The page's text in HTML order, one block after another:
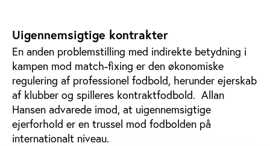
Uigennemsigtige kontrakter
En anden problemstilling med indirekte betydning i
kampen mod match-fixing er den økonomiske
regulering af professionel fodbold, herunder ejerskab
af klubber og spilleres kontraktfodbold. Allan
Hansen advarede imod, at uigennemsigtige
ejerforhold er en trussel mod fodbolden på
internationalt niveau.